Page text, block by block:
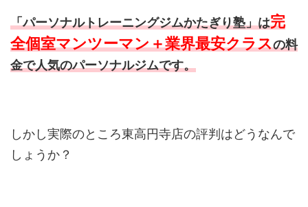
「パーソナルトレーニングジムかたぎり塾」は完
全個室マンツーマン＋業界最安クラスの料
金で人気のパーソナルジムです。
しかし実際のところ東高円寺店の評判はどうなんで
しょうか？